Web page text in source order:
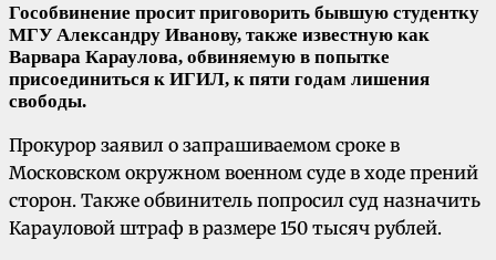
Гособвинение просит приговорить бывшую студентку
МГУ Александру Иванову, также известную как
Варвара Караулова, обвиняемую в попытке
присоединиться к ИГИЛ, к пяти годам лишения
свободы.
Прокурор заявил о запрашиваемом сроке в
Московском окружном военном суде в ходе прений
сторон. Также обвинитель попросил суд назначить
Карауловой штраф в размере 150 тысяч рублей.